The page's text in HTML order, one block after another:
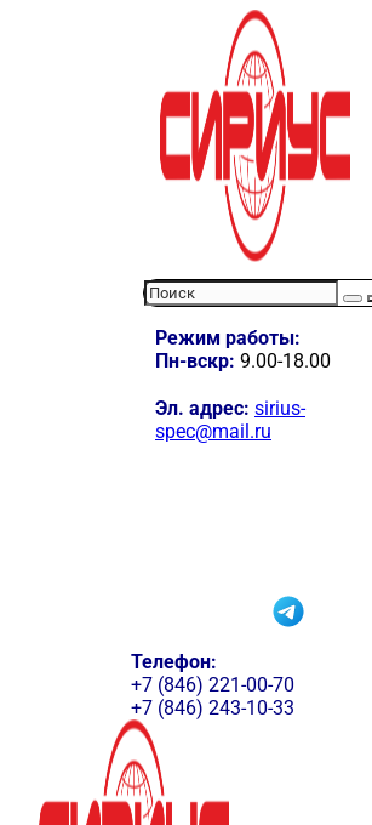
Режим работы:
Пн-вскр: 9.00-18.00
Эл. адрес: sirius-
spec@mail.ru
Телефон:
+7 (846) 221-00-70
+7 (846) 243-10-33